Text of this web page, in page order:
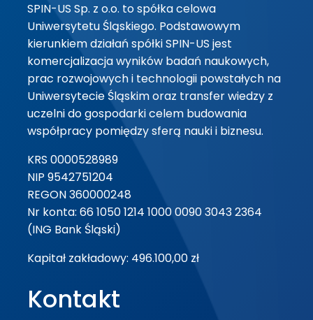
SPIN-US Sp. z o.o. to spółka celowa
Uniwersytetu Śląskiego. Podstawowym
kierunkiem działań spółki SPIN-US jest
komercjalizacja wyników badań naukowych,
prac rozwojowych i technologii powstałych na
Uniwersytecie Śląskim oraz transfer wiedzy z
uczelni do gospodarki celem budowania
współpracy pomiędzy sferą nauki i biznesu.
KRS 0000528989
NIP 9542751204
REGON 360000248
Nr konta: 66 1050 1214 1000 0090 3043 2364
(ING Bank Śląski)
Kapitał zakładowy: 496.100,00 zł
Kontakt